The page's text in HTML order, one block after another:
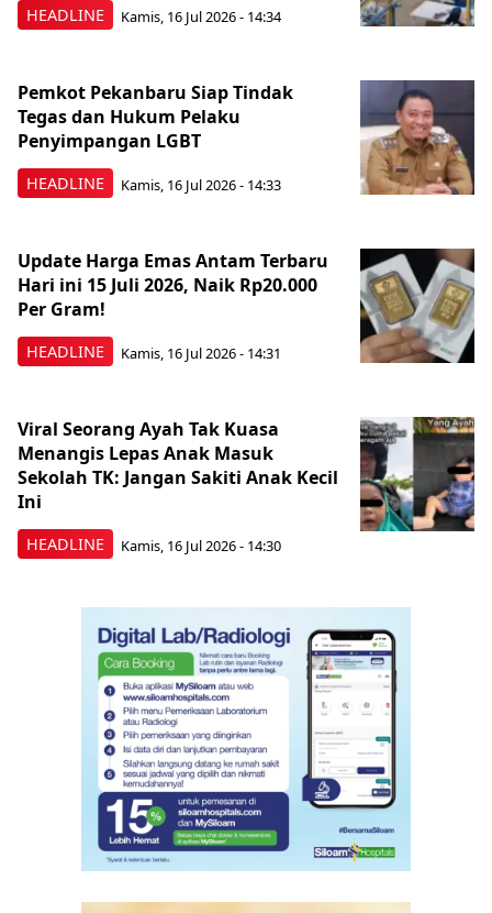
HEADLINE Kamis, 16 Jul 2026 - 14:34
HEADLINE
Pemkot Pekanbaru Siap Tindak
Tegas dan Hukum Pelaku
Penyimpangan LGBT
Kamis, 16 Jul 2026 - 14:33
HEADLINE
Update Harga Emas Antam Terbaru
Hari ini 15 Juli 2026, Naik Rp20.000
Per Gram!
Kamis, 16 Jul 2026 - 14:31
HEADLINE
Viral Seorang Ayah Tak Kuasa
Menangis Lepas Anak Masuk
Sekolah TK: Jangan Sakiti Anak Kecil
Ini
Kamis, 16 Jul 2026 - 14:30